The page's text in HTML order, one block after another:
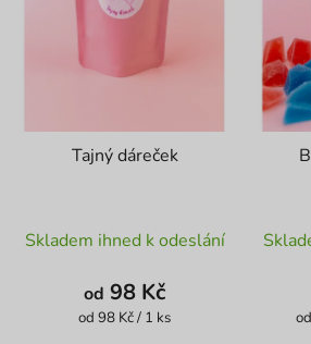
Tajný dáreček
hodnocení
produktu
je
Skladem ihned k odeslání
od 98 Kč
Měrná
od 98 Kč / 1 ks